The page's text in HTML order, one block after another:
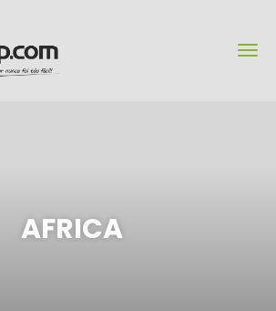
AFRICA